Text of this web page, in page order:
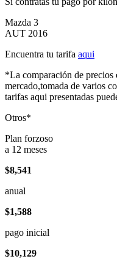
Mazda 3
AUT 2016
Encuentra tu tarifa aqui
*La comparación de precios
mercado,tomada de varios
tarifas aqui presentadas
Otros*
Plan forzoso
a 12 meses
$8,541
anual
$1,588
pago inicial
$10,129